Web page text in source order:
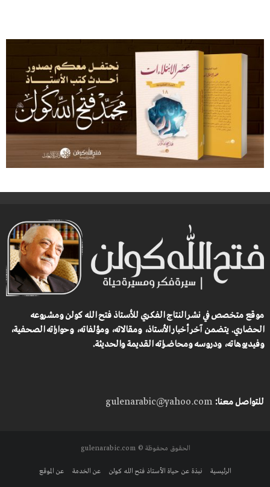
موقع متخصص في نشر النتاج الفكري للأستاذ فتح الله كولن ومشروعه
الحضاري. يتضمن آخر أخبار الأستاذ، ومقالاته، ومؤلفاته، وحواراته الصحفية،
وفيديوهاته، ودروسه ومحاضراته القديمة والحديثة.
للتواصل معنا:gulenarabic@yahoo.com
الحقوق محفوظة © gulenarabic.com
الرئيسية نبذة عن حياة الأستاذ فتح الله كولن عن الخدمة عن الموقع